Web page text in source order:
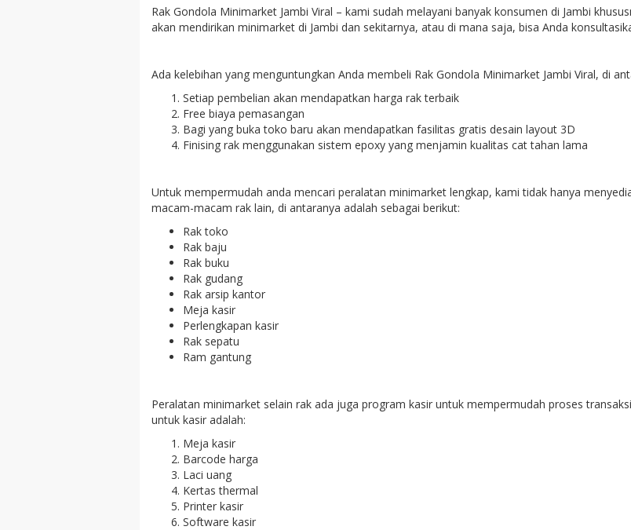
Rak Gondola Minimarket Jambi Viral – kami sudah melayani banyak konsumen di Jambi
akan mendirikan minimarket di Jambi dan sekitarnya, atau di mana saja, bisa Anda
Ada kelebihan yang menguntungkan Anda membeli Rak Gondola Minimarket Jambi Viral, di
Setiap pembelian akan mendapatkan harga rak terbaik
Free biaya pemasangan
Bagi yang buka toko baru akan mendapatkan fasilitas gratis desain layout 3D
Finising rak menggunakan sistem epoxy yang menjamin kualitas cat tahan lama
Untuk mempermudah anda mencari peralatan minimarket lengkap, kami tidak hanya
macam-macam rak lain, di antaranya adalah sebagai berikut:
Rak toko
Rak baju
Rak buku
Rak gudang
Rak arsip kantor
Meja kasir
Perlengkapan kasir
Rak sepatu
Ram gantung
Peralatan minimarket selain rak ada juga program kasir untuk mempermudah proses
untuk kasir adalah:
Meja kasir
Barcode harga
Laci uang
Kertas thermal
Printer kasir
Software kasir